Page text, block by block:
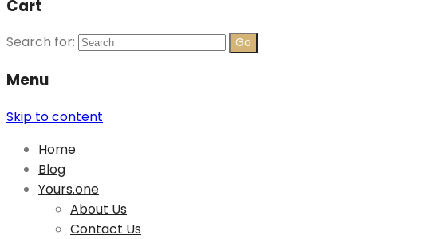
Cart
Search for:
Menu
Skip to content
Home
Blog
Yours.one
About Us
Contact Us